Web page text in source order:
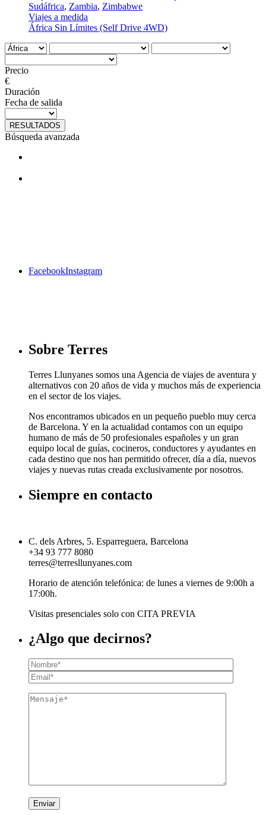
Sudáfrica, Zambia, Zimbabwe
Viajes a medida
África Sin Límites (Self Drive 4WD)
Precio
€
Duración
Fecha de salida
RESULTADOS
Búsqueda avanzada
FacebookInstagram
Sobre Terres
Terres Llunyanes somos una Agencia de viajes de aventura y
alternativos con 20 años de vida y muchos más de experiencia
en el sector de los viajes.
Nos encontramos ubicados en un pequeño pueblo muy cerca
de Barcelona. Y en la actualidad contamos con un equipo
humano de más de 50 profesionales españoles y un gran
equipo local de guías, cocineros, conductores y ayudantes en
cada destino que nos han permitido ofrecer, día a día, nuevos
viajes y nuevas rutas creada exclusivamente por nosotros.
Siempre en contacto
C. dels Arbres, 5. Esparreguera, Barcelona
+34 93 777 8080
terres@terresllunyanes.com
Horario de atención telefónica: de lunes a viernes de 9:00h a
17:00h.
Visitas presenciales solo con CITA PREVIA
¿Algo que decirnos?
Enviar